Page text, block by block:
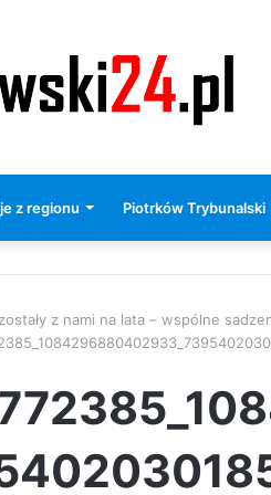
z regionu Piotrków Trybunalski
z nami na lata – wspólne